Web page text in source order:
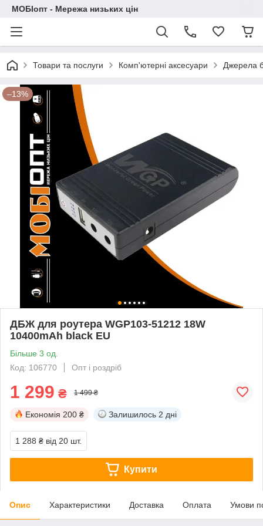
МОБІопт - Мережа низьких цін
Товари та послуги Комп'ютерні аксесуари Джерела
–13%
ДБЖ для роутера WGP103-51212 18W
10400mAh black EU
Більше 3 од.
Код: 106770
Опт і роздріб
1 299 ₴ 1 499 ₴
Економія 200 ₴ Залишилось 2 дні
1 288 ₴ від 20 шт.
Купити
Опис Характеристики Доставка Оплата Умови